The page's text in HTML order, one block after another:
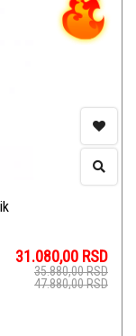
31.080,00 RSD
35.880,00RSD
47.880,00RSD